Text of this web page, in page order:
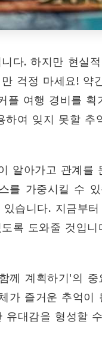
다. 하지만 현실
걱정 마세요! 약
플 여행 경비를
여 잊지 못할 추
알아가고 관계를
를 가중시킬 수
습니다. 지금부
록 도와줄 것입니
계획하기'의 중
가 즐거운 추억이
대감을 형성할